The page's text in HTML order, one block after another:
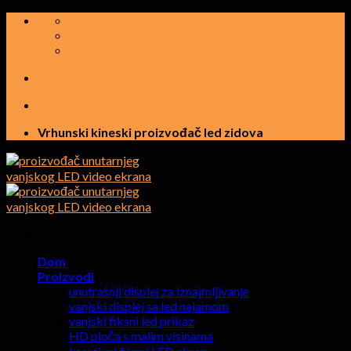
Preskočite
Vrhunski kineski proizvođač led zidova
Dom
Proizvodi
unutrašnji displej za iznajmljivanje
vanjski displej sa led najamom
vanjski fiksni led prikaz
HD ploča s malim visinama